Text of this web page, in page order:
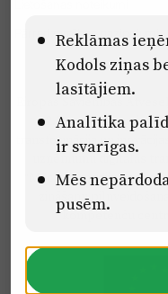
Pārredzamības paziņojumi
Eiropas Savienības
2.2. reformu un
transformācija un
uzņēmumu digitālās
“Mācības mediju
zināšanu
kompetenču
Reklāmas
Kodols ziņas
lasītājiem.
Analītika
ir svarīgas.
Mēs
pusēm.